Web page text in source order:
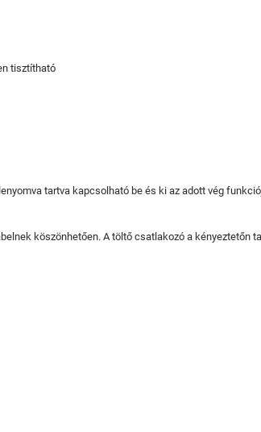
tisztítható
tartva kapcsolható be és ki az adott vég
köszönhetően. A töltő csatlakozó a kényeztetőn